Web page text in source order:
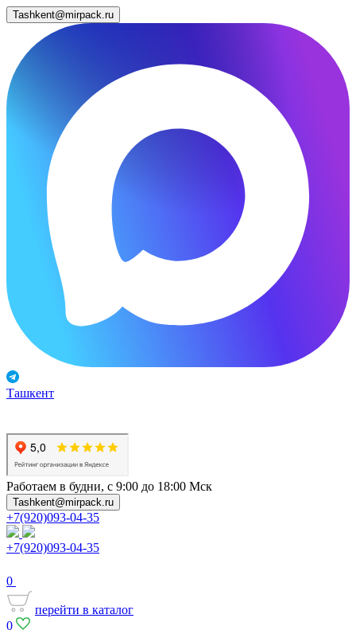
Tashkent@mirpack.ru
Ташкент
Работаем в будни, с 9:00 до 18:00 Мск
Tashkent@mirpack.ru
+7(920)093-04-35
+7(920)093-04-35
0
перейти в каталог
0